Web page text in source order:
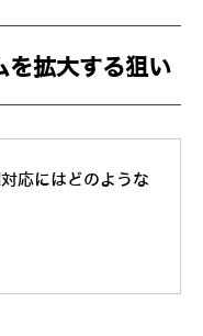
を拡大する狙い
応にはどのような